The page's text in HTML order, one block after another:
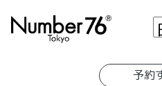
予約